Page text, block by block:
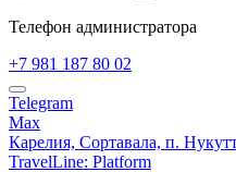
Телефон администратора
+7 981 187 80 02
Telegram
Max
Карелия, Сортавала, п.
TravelLine: Platform